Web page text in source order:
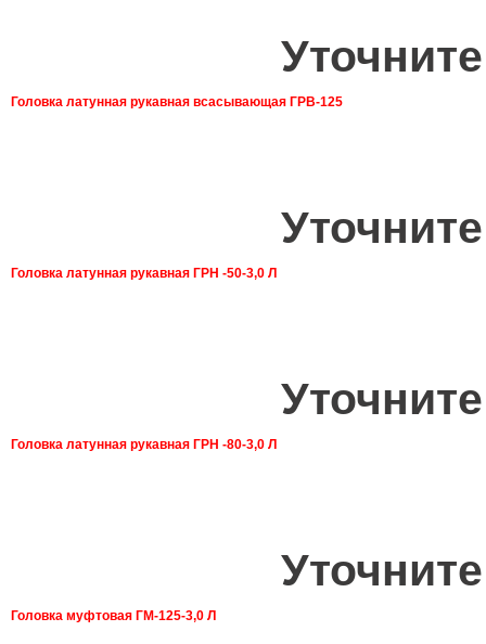
Головка латунная рукавная всасывающая ГРВ-125
Головка латунная рукавная ГРН -50-3,0 Л
Головка латунная рукавная ГРН -80-3,0 Л
Головка муфтовая ГМ-125-3,0 Л